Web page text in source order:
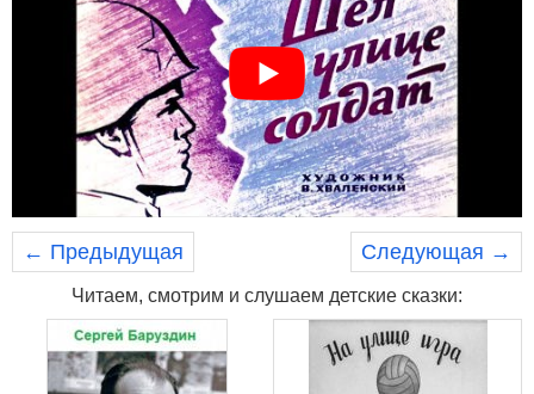
← Предыдущая Следующая →
Читаем, смотрим и слушаем детские сказки: